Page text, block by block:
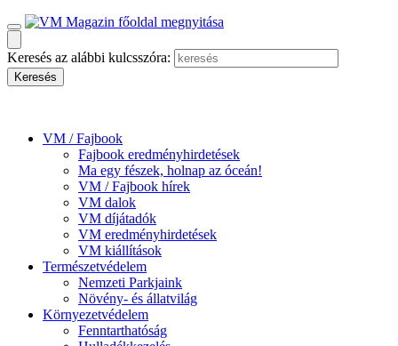
Keresés az alábbi kulcsszóra:
VM / Fajbook
Fajbook eredményhirdetések
Ma egy fészek, holnap az óceán!
VM / Fajbook hírek
VM dalok
VM díjátadók
VM eredményhirdetések
VM kiállítások
Természetvédelem
Nemzeti Parkjaink
Növény- és állatvilág
Környezetvédelem
Fenntarthatóság